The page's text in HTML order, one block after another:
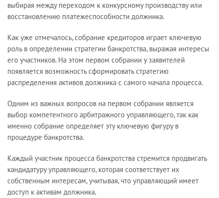
выбирая между переходом к конкурсному производству или
восстановлению платежеспособности должника.
Как уже отмечалось, собрание кредиторов играет ключевую
роль в определении стратегии банкротства, выражая интересы
его участников. На этом первом собрании у заявителей
появляется возможность сформировать стратегию
распределения активов должника с самого начала процесса.
Одним из важных вопросов на первом собрании является
выбор компетентного арбитражного управляющего, так как
именно собрание определяет эту ключевую фигуру в
процедуре банкротства.
Каждый участник процесса банкротства стремится продвигать
кандидатуру управляющего, которая соответствует их
собственным интересам, учитывая, что управляющий имеет
доступ к активам должника.